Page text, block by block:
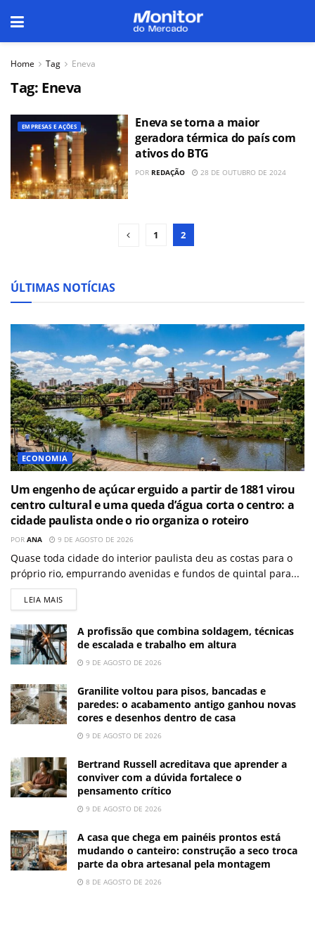
Home Tag Eneva
Tag: Eneva
EMPRESAS E AÇÕES
Eneva se torna a maior
geradora térmica do país com
ativos do BTG
POR REDAÇÃO 28 DE OUTUBRO DE 2024
1 2
ÚLTIMAS NOTÍCIAS
ECONOMIA
Um engenho de açúcar erguido a partir de 1881 virou
centro cultural e uma queda d’água corta o centro: a
cidade paulista onde o rio organiza o roteiro
POR ANA 9 DE AGOSTO DE 2026
Quase toda cidade do interior paulista deu as costas para o
próprio rio, empurrando avenidas e fundos de quintal para...
LEIA MAIS
A profissão que combina soldagem, técnicas
de escalada e trabalho em altura
9 DE AGOSTO DE 2026
Granilite voltou para pisos, bancadas e
paredes: o acabamento antigo ganhou novas
cores e desenhos dentro de casa
9 DE AGOSTO DE 2026
Bertrand Russell acreditava que aprender a
conviver com a dúvida fortalece o
pensamento crítico
9 DE AGOSTO DE 2026
A casa que chega em painéis prontos está
mudando o canteiro: construção a seco troca
parte da obra artesanal pela montagem
8 DE AGOSTO DE 2026